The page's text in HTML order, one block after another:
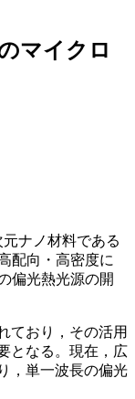
マイクロ
ナノ材料である
配向・高密度に
偏光熱光源の開
ており，その活用
となる。現在，広
，単一波長の偏光